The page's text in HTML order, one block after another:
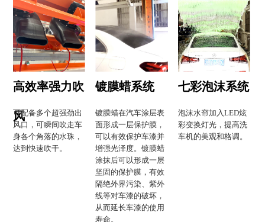
高效率强力吹
风
可配备多个超强劲出
风口，可瞬间吹走车
身各个角落的水珠，
达到快速吹干。
镀膜蜡系统
镀膜蜡在汽车涂层表
面形成一层保护膜，
可以有效保护车漆并
增强光泽度。镀膜蜡
涂抹后可以形成一层
坚固的保护膜，有效
隔绝外界污染、紫外
线等对车漆的破坏，
从而延长车漆的使用
寿命。
七彩泡沫系统
泡沫水帘加入LED炫
彩变换灯光，提高洗
车机的美观和格调。